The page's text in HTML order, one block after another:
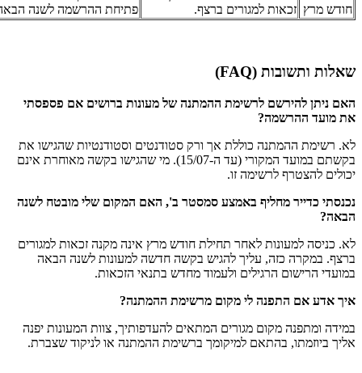
חודש מרץ זכאות למגורים ברצף.
פתיחת ההרשמה לשנה
שאלות ותשובות (FAQ)
האם ניתן להירשם לרשימת ההמתנה של מעונות ברושים אם פספסתי
את מועד ההרשמה?
לא. רשימת ההמתנה כוללת אך ורק סטודנטים וסטודנטיות שהגישו את
בקשתם במועד המקורי (עד ה-15/07). מי שהגישו בקשה מאוחרת אינם
יכולים להצטרף לרשימה זו.
נכנסתי כדייר מחליף באמצע סמסטר ב', האם המקום שלי מובטח לשנה
הבאה?
לא. כניסה למעונות לאחר תחילת חודש מרץ אינה מקנה זכאות למגורים
ברצף. במקרה כזה, עליך להגיש בקשה חדשה למעונות לשנה הבאה
במועדי הרישום הרגילים ולעמוד מחדש בתנאי הזכאות.
איך אדע אם התפנה לי מקום מרשימת ההמתנה?
במידה ומתפנה מקום מגורים המתאים להעדפותיך, צוות המעונות יפנה
אליך ביוזמתו, בהתאם למיקומך ברשימת ההמתנה או לניקוד שצברת.